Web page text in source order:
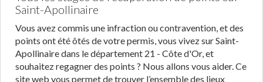
Saint-Apollinaire
Vous avez commis une infraction ou contravention, et des
points ont été ôtés de votre permis, vous vivez sur Saint-
Apollinaire dans le département 21 - Côte d'Or, et
souhaitez regagner des points ? Nous allons vous aider. Ce
site web vous permet de trouver l’ensemble des lieux